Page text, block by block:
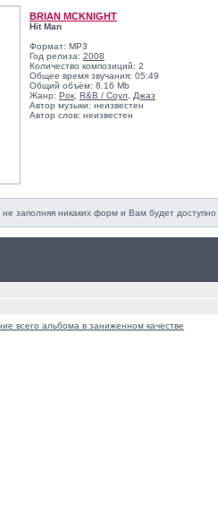
BRIAN MCKNIGHT
Hit Man
Формат: MP3
Год релиза: 2008
Количество композиций: 2
Общее время звучания: 05:49
Общий объём: 8.16 Mb
Жанр: Рок R&B / Соул
Джаз
Автор музыки: неизвестен
Автор слов: неизвестен
, не заполняя никаких форм и Вам будет доступно
всего альбома в заниженном качестве